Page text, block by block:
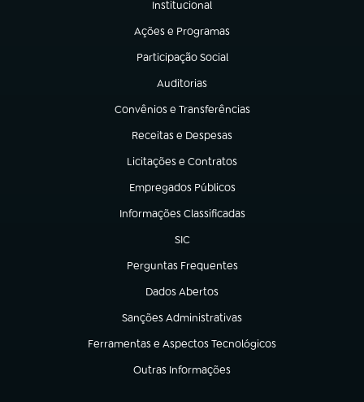
Institucional
(abre em nova aba)
Ações e Programas
(abre em nova aba)
Participação Social
(abre em nova aba)
Auditorias
(abre em nova aba)
Convênios e Transferências
(abre em nova aba)
Receitas e Despesas
(abre em nova aba)
Licitações e Contratos
(abre em nova aba)
Empregados Públicos
(abre em nova aba)
Informações Classificadas
(abre em nova aba)
SIC
(abre em nova aba)
Perguntas Frequentes
(abre em nova aba)
Dados Abertos
(abre em nova aba)
Sanções Administrativas
(abre em nova aba)
Ferramentas e Aspectos Tecnológicos
(abre em nova aba)
Outras Informações
(abre em nova aba)